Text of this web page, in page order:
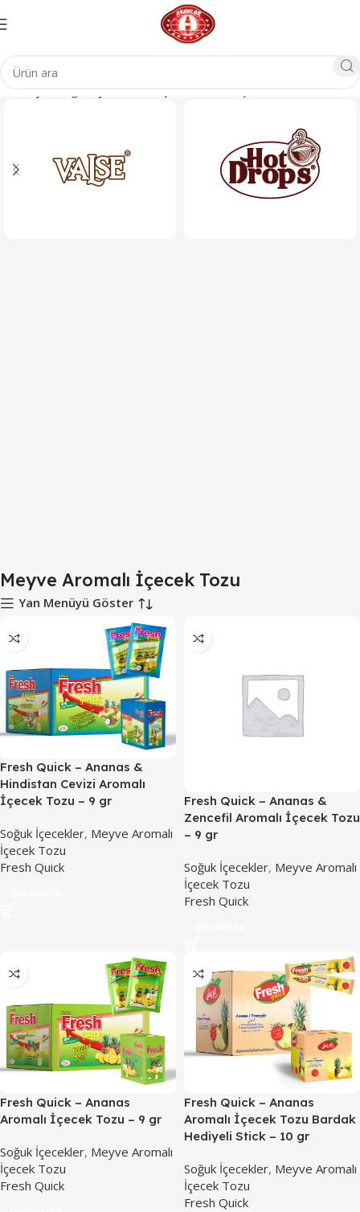
Ana Sayfa Soğuk İçecekler Meyve Aromalı İçecek Tozu
Meyve Aromalı İçecek Tozu
Yan Menüyü Göster
Fresh Quick – Ananas &
Hindistan Cevizi Aromalı
İçecek Tozu – 9 gr
Soğuk İçecekler, Meyve Aromalı
İçecek Tozu
Fresh Quick
Fresh Quick – Ananas &
Zencefil Aromalı İçecek Tozu
– 9 gr
Soğuk İçecekler, Meyve Aromalı
İçecek Tozu
Fresh Quick
Fresh Quick – Ananas
Aromalı İçecek Tozu – 9 gr
Soğuk İçecekler, Meyve Aromalı
İçecek Tozu
Fresh Quick
Fresh Quick – Ananas
Aromalı İçecek Tozu Bardak
Hediyeli Stick – 10 gr
Soğuk İçecekler, Meyve Aromalı
İçecek Tozu
Fresh Quick